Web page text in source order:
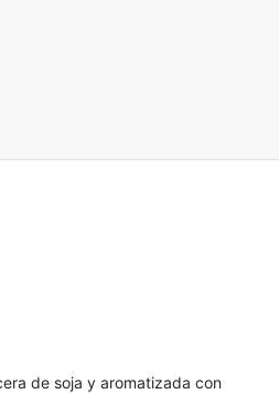
de soja y aromatizada con